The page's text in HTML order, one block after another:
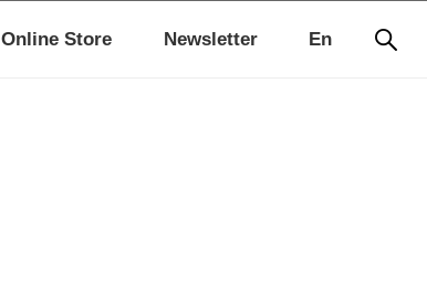
En
Online Store Newsletter